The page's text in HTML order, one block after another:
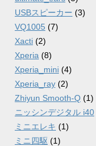
USBスピーカー (3)
VQ1005 (7)
Xacti (2)
Xperia (8)
Xperia_mini (4)
Xperia_ray (2)
Zhiyun Smooth-Q (1)
ニッシンデジタル i40
ミニエレキ (1)
ミニ四駆 (1)